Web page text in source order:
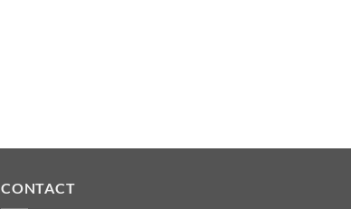
CONTACT